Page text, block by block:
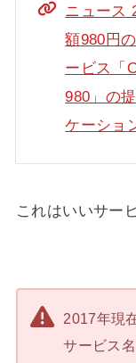
ニュース
額980円
ービス「
980」の
ケーショ
これはいいサー
2017年現
サービス